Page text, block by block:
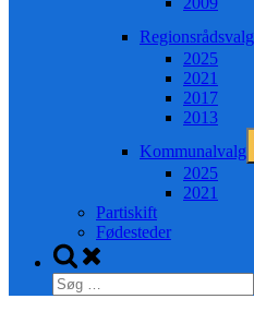
Regionsrådsvalg
2025
2021
2017
2013
Kommunalvalg
2025
2021
Partiskift
Fødesteder
Toggle
search
form
Søg
efter: